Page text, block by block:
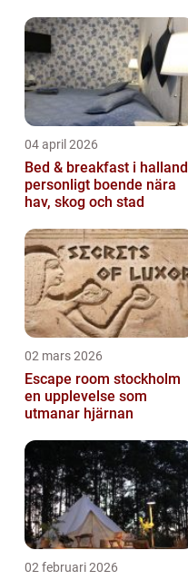
04 april 2026
Bed & breakfast i halland
personligt boende nära
hav, skog och stad
02 mars 2026
Escape room stockholm
en upplevelse som
utmanar hjärnan
02 februari 2026